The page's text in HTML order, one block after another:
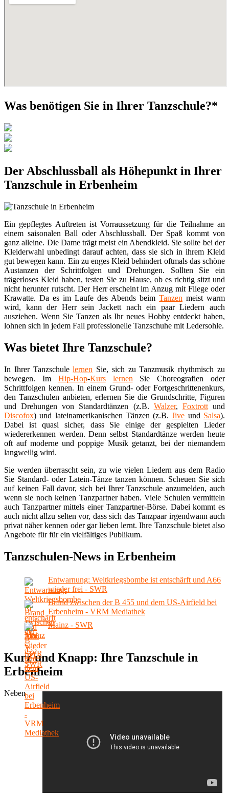
Was benötigen Sie in Ihrer Tanzschule?*
Der Abschlussball als Höhepunkt in Ihrer
Tanzschule in Erbenheim
Ein gepflegtes Auftreten ist Vorraussetzung für die Teilnahme an
einem saisonalen Ball oder Abschlussball. Der Spaß kommt von
ganz alleine. Die Dame trägt meist ein Abendkleid. Sie sollte bei der
Kleiderwahl unbedingt darauf achten, dass sie sich in ihrem Kleid
gut bewegen kann. Ein zu enges Kleid behindert oftmals das schöne
Austanzen der Schrittfolgen und Drehungen. Sollten Sie ein
trägerloses Kleid haben, testen Sie zu Hause, ob es richtig sitzt und
nicht herunter rutscht. Der Herr erscheint im Anzug mit Fliege oder
Krawatte. Da es im Laufe des Abends beim Tanzen meist warm
wird, kann der Herr sein Jackett nach ein paar Liedern auch
ausziehen. Wenn Sie Tanzen als Ihr neues Hobby entdeckt haben,
lohnen sich in jedem Fall professionelle Tanzschuhe mit Ledersohle.
Was bietet Ihre Tanzschule?
In Ihrer Tanzschulelernen Sie, sich zu Tanzmusik rhythmisch zu
bewegen. Im Hip-Hop-Kurs lernen Sie Choreografien oder
Schrittfolgen kennen. In einem Grund- oder Fortgeschrittenenkurs,
den Tanzschulen anbieten, erlernen Sie die Grundschritte, Figuren
und Drehungen von Standardtänzen (z.B. Walzer, Foxtrottund
Discofox) und lateinamerikanischen Tänzen (z.B.Jive und Salsa).
Dabei ist quasi sicher, dass Sie einige der gespielten Lieder
wiedererkennen werden. Denn selbst Standardtänze werden heute
oft auf moderne und poppige Musik getanzt, bei der niemandem
langweilig wird.
Sie werden überrascht sein, zu wie vielen Liedern aus dem Radio
Sie Standard- oder Latein-Tänze tanzen können. Scheuen Sie sich
auf keinen Fall davor, sich bei Ihrer Tanzschule anzumelden, auch
wenn sie noch keinen Tanzpartner haben. Viele Schulen vermitteln
auch Tanzpartner mittels einer Tanzpartner-Börse. Dabei kommt es
auch nicht allzu selten vor, dass sich das Tanzpaar irgendwann auch
privat näher kennen oder gar lieben lernt. Ihre Tanzschule bietet also
Angebote für für ein vielfältiges Publikum.
Tanzschulen-News in Erbenheim
Entwarnung: Weltkriegsbombe ist entschärft und A66
wieder frei - SWR
Brand zwischen der B 455 und dem US-Airfield bei
Erbenheim - VRM Mediathek
Mainz - SWR
Kurz und Knapp: Ihre Tanzschule in
Erbenheim
Neben